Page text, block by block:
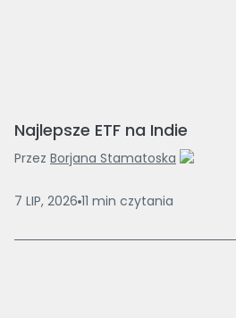
Najlepsze ETF na Indie
Przez Borjana Stamatoska
7 LIP, 2026 11 min czytania